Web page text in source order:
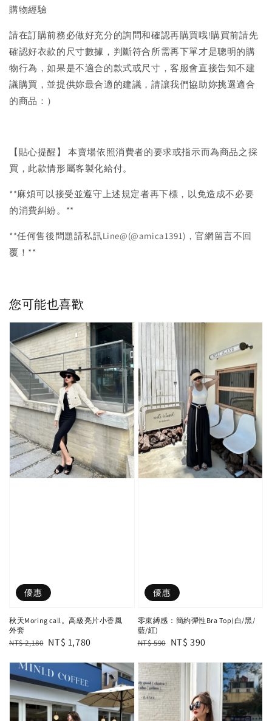
購物經驗
請在訂購前務必做好充分的詢問和確認再購買哦!購買前請先
確認好衣款的尺寸數據，判斷符合所需再下單才是聰明的購
物行為，如果是不適合的款式或尺寸，客服會直接告知不建
議購買，並提供妳最合適的建議，請讓我們協助妳挑選適合
的商品：）
【貼心提醒】 本賣場依照消費者的要求或指示而為商品之採
買，此款情形屬客製化給付。
**麻煩可以接受並遵守上述規定者再下標，以免造成不必要
的消費糾紛。**
**任何售後問題請私訊Line@(@amica1391)，官網留言不回
覆！**
您可能也喜歡
優惠
秋天Moring call。高級亮片小香風
外套
Regular
NT$ 2,180 Sale
NT$ 1,780
優惠
零束縛感：簡約彈性Bra Top(白/黑/
藍/紅)
Regular
NT$ 590 Sale
NT$ 390